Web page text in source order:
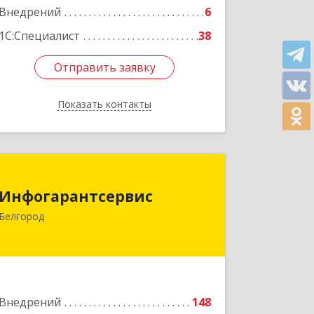
Внедрений
6
1С:Специалист
38
Отправить заявку
Показать контакты
Подробнее
Отправить заявку
Назад
Инфогарантсервис
Белгород
Внедрений
148
308009, Белгородская обл, Белгород г,
Свято-Троицкий б-р, дом № 15,